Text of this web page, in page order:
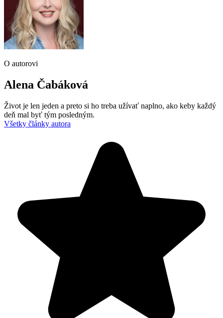
O autorovi
Alena Čabáková
Život je len jeden a preto si ho treba užívať naplno, ako keby každý
deň mal byť tým posledným.
Všetky články autora